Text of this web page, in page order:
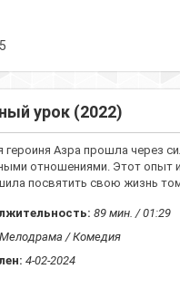
урок (2022)
героиня Азра прошла через
отношениями. Этот опыт
посвятить свою жизнь
89 мин. / 01:29
Мелодрама / Комедия
4-02-2024